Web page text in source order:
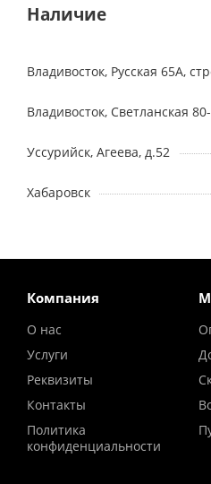
Наличие
Владивосток, Русская 65А,
Владивосток, Светланская
Уссурийск, Агеева, д.52
Хабаровск
Компания
О нас
Услуги
Реквизиты
Контакты
Политика
конфиденциальности